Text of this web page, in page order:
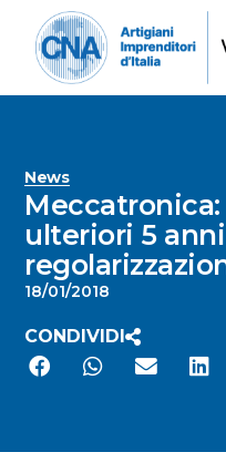
News
ulteriori 5
18/01/2018
CONDIVIDI